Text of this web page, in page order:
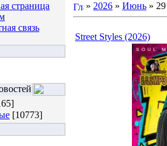
страница
связь
[10773]
» 2026 » Июнь » 29
Street Styles (2026)